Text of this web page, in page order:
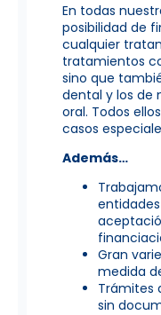
En todas
posibilidad de
cualquier
tratamientos
sino que
dental y los de
oral. Todos
casos
Además…
Gran
medida
Trámites
sin